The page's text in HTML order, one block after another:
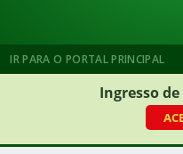
IR PARA O PORTAL PRINCIPAL
Ingresso